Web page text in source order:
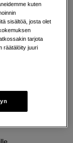
kuten
sisältöä, josta olet
tarjota
räätälöity juuri